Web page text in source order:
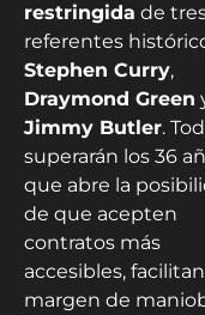
restringida de
referentes
Stephen Curry,
Draymond Green
Jimmy Butler.
superarán los 36
que abre la
de que acepten
contratos más
accesibles,
margen de